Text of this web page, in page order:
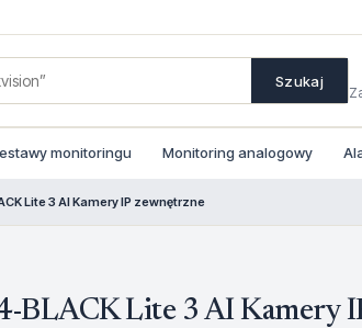
Szukaj
monitoringu Monitoring analogowy
Lite 3 AI Kamery IP zewnętrzne
Lite 3 AI Kamery